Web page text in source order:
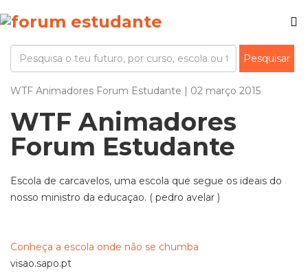
WTF Animadores Forum Estudante | 02 março 2015
WTF Animadores
Forum Estudante
Escola de carcavelos, uma escola que segue os ideais do
nosso ministro da educaçao. ( pedro avelar )
Conheça a escola onde não se chumba
visao.sapo.pt